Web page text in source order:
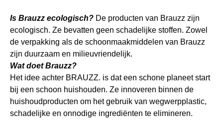
Is Brauzz ecologisch? De producten van Brauzz zijn
ecologisch. Ze bevatten geen schadelijke stoffen. Zowel
de verpakking als de schoonmaakmiddelen van Brauzz
zijn duurzaam en milieuvriendelijk.
Wat doet Brauzz?
Het idee achter BRAUZZ. is dat een schone planeet start
bij een schoon huishouden. Ze innoveren binnen de
huishoudproducten om het gebruik van wegwerpplastic,
schadelijke en onnodige ingrediënten te elimineren.